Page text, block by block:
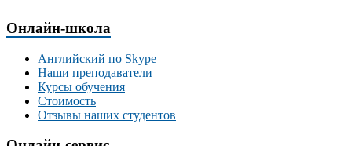
Онлайн-школа
Английский по Skype
Наши преподаватели
Курсы обучения
Стоимость
Отзывы наших студентов